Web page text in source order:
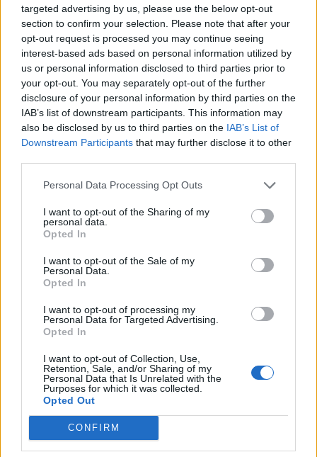
targeted advertising by us, please use the below opt-out
section to confirm your selection. Please note that after your
opt-out request is processed you may continue seeing
interest-based ads based on personal information utilized by
us or personal information disclosed to third parties prior to
your opt-out. You may separately opt-out of the further
disclosure of your personal information by third parties on the
IAB’s list of downstream participants. This information may
also be disclosed by us to third parties on the IAB’s List of
Downstream Participants that may further disclose it to other
Personal Data Processing Opt Outs
I want to opt-out of the Sharing of my
personal data.
Opted In
I want to opt-out of the Sale of my
Personal Data.
Opted In
I want to opt-out of processing my
Personal Data for Targeted Advertising.
Opted In
I want to opt-out of Collection, Use,
Retention, Sale, and/or Sharing of my
Personal Data that Is Unrelated with the
Purposes for which it was collected.
Opted Out
CONFIRM
Capacita Jovem de Poiares aproxima
jovens ao mundo do trabalho
Colheita de sangue regressa ao
de agosto
DESTAQUES
Deputados do PSD saúdam Banda
Sinfónica da ARMAB pelo 1º lugar...
31 DE JULHO, 2026